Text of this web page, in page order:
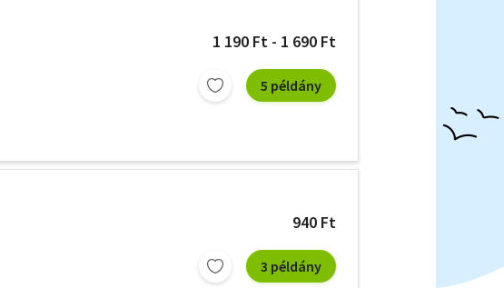
1 190 Ft - 1 690 Ft
5 példány
940 Ft
3 példány